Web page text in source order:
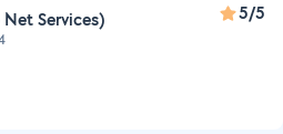
Net Services) 5/5